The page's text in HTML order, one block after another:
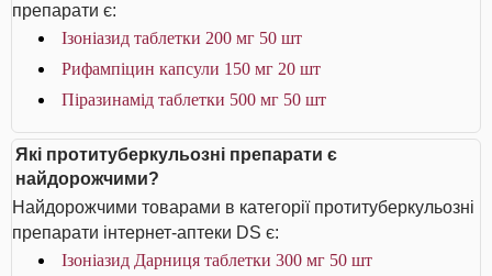
препарати є:
Ізоніазид таблетки 200 мг 50 шт
Рифампіцин капсули 150 мг 20 шт
Піразинамід таблетки 500 мг 50 шт
Які протитуберкульозні препарати є
найдорожчими?
Найдорожчими товарами в категорії протитуберкульозні
препарати інтернет-аптеки DS є:
Ізоніазид Дарниця таблетки 300 мг 50 шт